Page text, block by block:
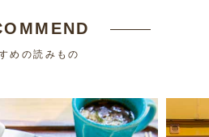
めの読みもの